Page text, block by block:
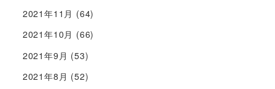
2021年11月 (64)
2021年10月 (66)
2021年9月 (53)
2021年8月 (52)